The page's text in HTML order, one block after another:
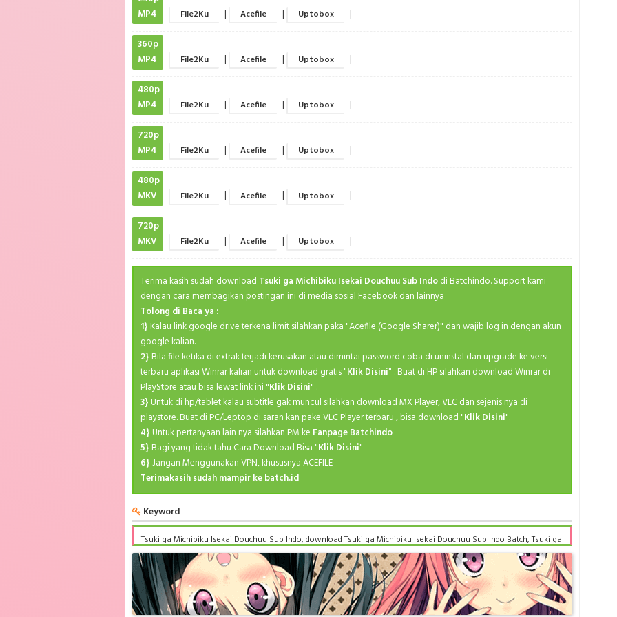
MP4
File2Ku | Acefile | Uptobox |
360p
MP4
File2Ku | Acefile | Uptobox |
480p
MP4
File2Ku | Acefile | Uptobox |
720p
MP4
File2Ku | Acefile | Uptobox |
480p
MKV
File2Ku | Acefile | Uptobox |
720p
MKV
File2Ku | Acefile | Uptobox |
Terima kasih sudah download Tsuki ga Michibiku Isekai Douchuu Sub Indodi Batchindo. Support kami
dengan cara membagikan postingan ini di media sosial Facebook dan lainnya
Tolong di Baca ya :
1} Kalau link google drive terkena limit silahkan paka "Acefile (Google Sharer)" dan wajib log in dengan akun
google kalian.
2} Bila file ketika di extrak terjadi kerusakan atau dimintai password coba di uninstal dan upgrade ke versi
terbaru aplikasi Winrar kalian untuk download gratis "Klik Disini" . Buat di HP silahkan download Winrar di
PlayStore atau bisa lewat link ini "Klik Disini" .
3} Untuk di hp/tablet kalau subtitle gak muncul silahkan download MX Player, VLC dan sejenis nya di
playstore. Buat di PC/Leptop di saran kan pake VLC Player terbaru , bisa download "Klik Disini".
4} Untuk pertanyaan lain nya silahkan PM ke Fanpage Batchindo
5} Bagi yang tidak tahu Cara Download Bisa "Klik Disini"
6}Jangan Menggunakan VPN, khususnya ACEFILE
Terimakasih sudah mampir ke batch.id
Keyword
Tsuki ga Michibiku Isekai Douchuu Sub Indo, download Tsuki ga Michibiku Isekai Douchuu Sub Indo Batch, Tsuki ga
Michibiku Isekai Douchuu BD Subtitle Indonesia komplit, download Tsuki ga Michibiku Isekai Douchuu Sub indo
batch google drive, Tsuki ga Michibiku Isekai Douchuu batch subtitle indonesia, Tsuki ga Michibiku Isekai Douchuu
mp4 batch, Tsuki ga Michibiku Isekai Douchuu Sub Indo x265, Tsuki ga Michibiku Isekai Douchuu Batch Subtitle
Indonesia bd, Tsuki ga Michibiku Isekai Douchuu Batch Subtitle Indonesia kurogaze, Tsuki ga Michibiku Isekai
Douchuu Batch Subtitle Indonesia anibatch, Tsuki ga Michibiku Isekai Douchuu Batch Subtitle Indonesia
animeindo, Tsuki ga Michibiku Isekai Douchuu Batch Subtitle Indonesia samehadaku , donwload anime Tsuki ga